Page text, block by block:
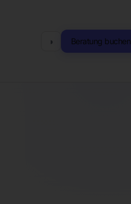
◑ Beratung buchen